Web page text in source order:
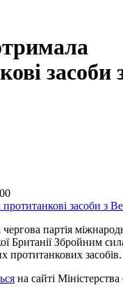
засоби
партія
Британії Збройним
протитанкових засобів.
на сайті